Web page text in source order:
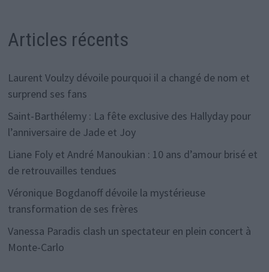
Articles récents
Laurent Voulzy dévoile pourquoi il a changé de nom et
surprend ses fans
Saint-Barthélemy : La fête exclusive des Hallyday pour
l’anniversaire de Jade et Joy
Liane Foly et André Manoukian : 10 ans d’amour brisé et
de retrouvailles tendues
Véronique Bogdanoff dévoile la mystérieuse
transformation de ses frères
Vanessa Paradis clash un spectateur en plein concert à
Monte-Carlo